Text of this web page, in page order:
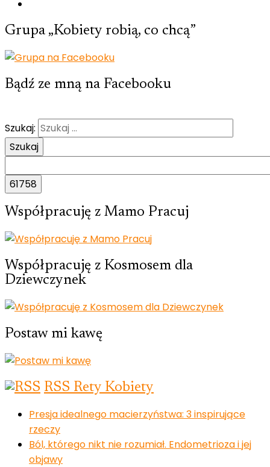
Grupa „Kobiety robią, co chcą”
Bądź ze mną na Facebooku
Szukaj:
Współpracuję z Mamo Pracuj
Współpracuję z Kosmosem dla
Dziewczynek
Postaw mi kawę
RSS Rety Kobiety
Presja idealnego macierzyństwa: 3 inspirujące
rzeczy
Ból, którego nikt nie rozumiał. Endometrioza i jej
objawy